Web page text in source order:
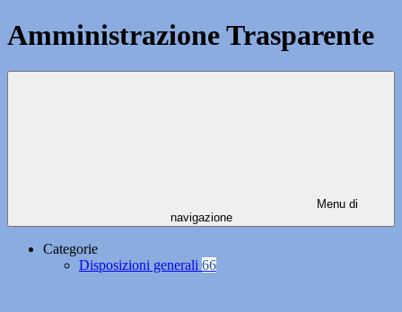
Amministrazione Trasparente
Menu di
navigazione
Categorie
Disposizioni generali 66